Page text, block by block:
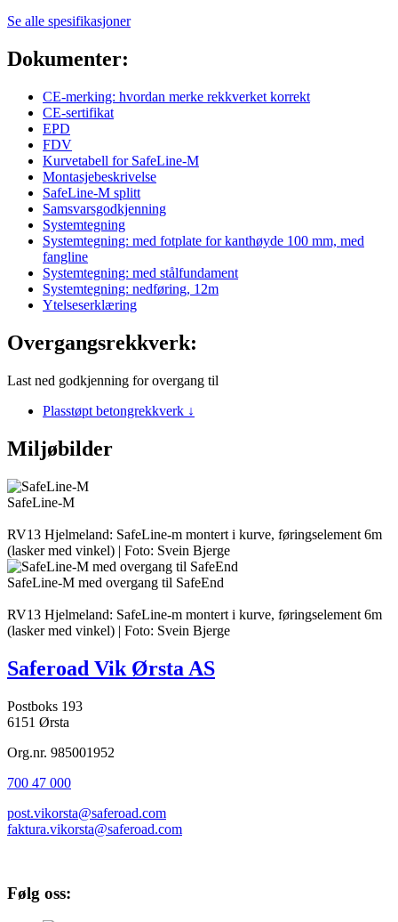
Se alle spesifikasjoner
Dokumenter:
CE-merking: hvordan merke rekkverket korrekt
CE-sertifikat
EPD
FDV
Kurvetabell for SafeLine-M
Montasjebeskrivelse
SafeLine-M splitt
Samsvarsgodkjenning
Systemtegning
Systemtegning: med fotplate for kanthøyde 100 mm, med
fangline
Systemtegning: med stålfundament
Systemtegning: nedføring, 12m
Ytelseserklæring
Overgangsrekkverk:
Last ned godkjenning for overgang til
Plasstøpt betongrekkverk ↓
Miljøbilder
SafeLine-M
RV13 Hjelmeland: SafeLine-m montert i kurve, føringselement 6m
(lasker med vinkel) | Foto: Svein Bjerge
SafeLine-M med overgang til SafeEnd
RV13 Hjelmeland: SafeLine-m montert i kurve, føringselement 6m
(lasker med vinkel) | Foto: Svein Bjerge
Saferoad Vik Ørsta AS
Postboks 193
6151 Ørsta
Org.nr. 985001952
700 47 000
post.vikorsta@saferoad.com
faktura.vikorsta@saferoad.com
Følg oss: